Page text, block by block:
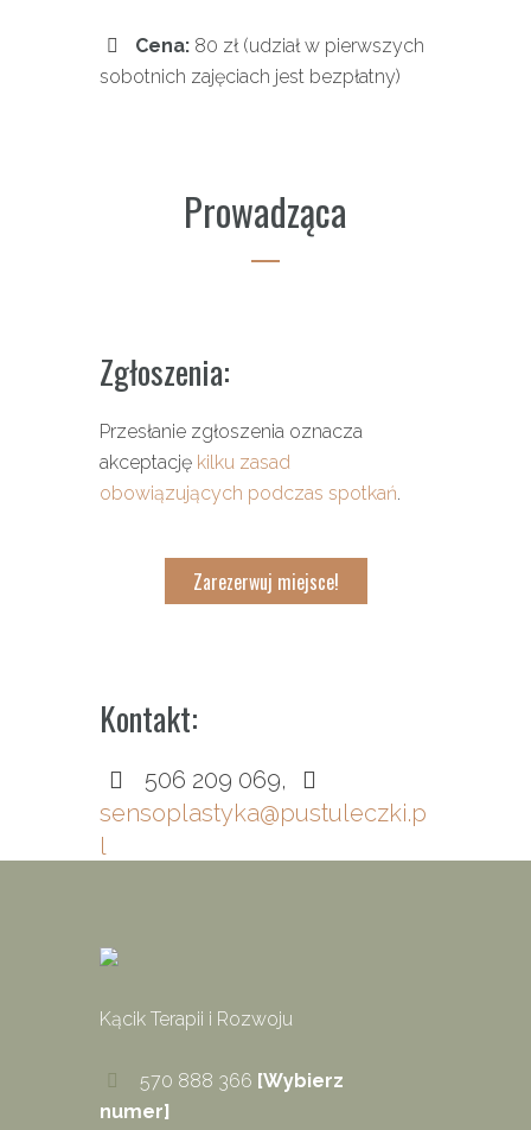
Cena: 80 zł (udział w pierwszych
sobotnich zajęciach jest bezpłatny)
Prowadząca
Zgłoszenia:
Przesłanie zgłoszenia oznacza
akceptację kilku zasad
obowiązujących podczas spotkań.
Zarezerwuj miejsce!
Kontakt:
506 209 069,
sensoplastyka@pustuleczki.p
l
Kącik Terapii i Rozwoju
570 888 366 [Wybierz
numer]